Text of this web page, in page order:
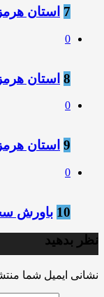
7 استان
0
8 استان
0
9 استان
0
10 باورش
نظر بدهید
نشانی ایمیل شما